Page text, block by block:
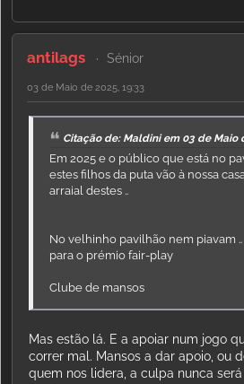
antilags Sénior
03 de Maio de 2025, 19:33
Citação de: Maldini em 03 de Maio
Em 2025 e o público que está no
estes filhos da puta vão à nossa
arraial destes ..
No velhinho pavilhão nem piavam
para o prémio fair-play
Clube de mansos
Mas estão lá. E a apoiar num jogo
correr mal. Mansos a dar apoio, ou
quem nos lidera, a culpa nunca